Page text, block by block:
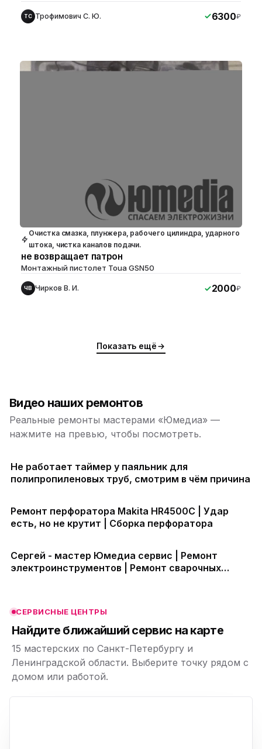
ТС Трофимович С. Ю. 6300₽
Очистка смазка, плунжера, рабочего цилиндра, ударного
штока, чистка каналов подачи.
не возвращает патрон
Монтажный пистолет Toua GSN50
ЧВ Чирков В. И. 2000₽
Показать ещё
Видео наших ремонтов
Реальные ремонты мастерами «Юмедиа» —
нажмите на превью, чтобы посмотреть.
Не работает таймер у паяльник для
полипропиленовых труб, смотрим в чём причина
Ремонт перфоратора Makita HR4500C | Удар
есть, но не крутит | Сборка перфоратора
Сергей - мастер Юмедиа сервис | Ремонт
электроинструментов | Ремонт сварочных
СЕРВИСНЫЕ ЦЕНТРЫ
Найдите ближайший сервис на карте
15 мастерских по Санкт-Петербургу и
Ленинградской области. Выберите точку рядом с
домом или работой.
ю
ю
ю